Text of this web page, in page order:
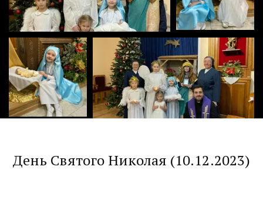
День Святого Николая (10.12.2023)